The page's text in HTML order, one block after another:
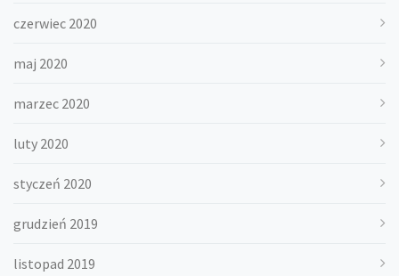
czerwiec 2020
maj 2020
marzec 2020
luty 2020
styczeń 2020
grudzień 2019
listopad 2019